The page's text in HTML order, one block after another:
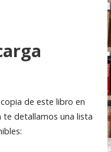
de este libro en
te detallamos una lista